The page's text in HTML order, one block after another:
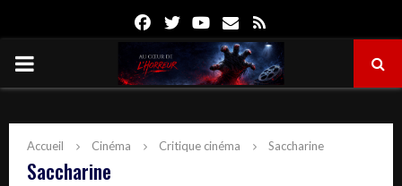
FacebookTwitterYoutube
Email
PRIMARY
Accueil Cinéma Critique cinéma Saccharine
Saccharine